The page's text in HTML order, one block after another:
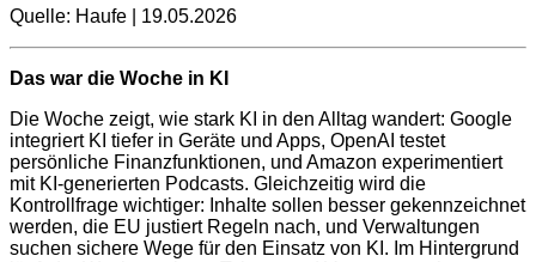
Quelle: Haufe | 19.05.2026
Das war die Woche in KI
Die Woche zeigt, wie stark KI in den Alltag wandert: Google
integriert KI tiefer in Geräte und Apps, OpenAI testet
persönliche Finanzfunktionen, und Amazon experimentiert
mit KI-generierten Podcasts. Gleichzeitig wird die
Kontrollfrage wichtiger: Inhalte sollen besser gekennzeichnet
werden, die EU justiert Regeln nach, und Verwaltungen
suchen sichere Wege für den Einsatz von KI. Im Hintergrund